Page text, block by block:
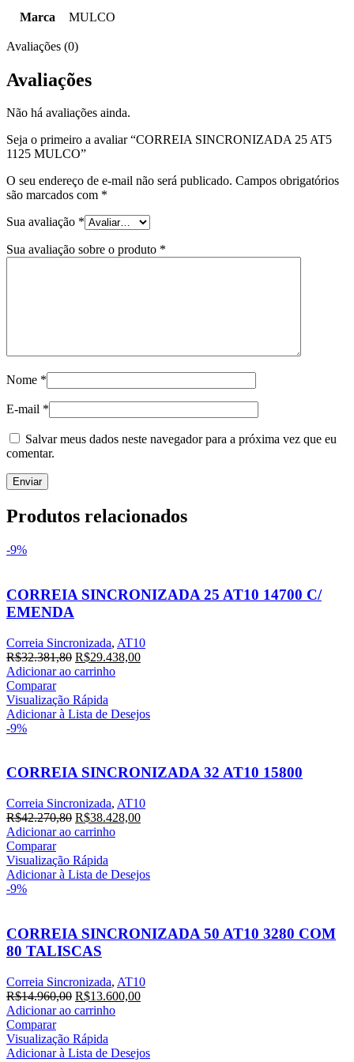
Marca MULCO
Avaliações (0)
Avaliações
Não há avaliações ainda.
Seja o primeiro a avaliar “CORREIA SINCRONIZADA 25 AT5
1125 MULCO”
O seu endereço de e-mail não será publicado. Campos obrigatórios
são marcados com *
Sua avaliação *
Sua avaliação sobre o produto *
Nome *
E-mail *
Salvar meus dados neste navegador para a próxima vez que eu
comentar.
Produtos relacionados
-9%
CORREIA SINCRONIZADA 25 AT10 14700 C/
EMENDA
Correia Sincronizada, AT10
R$32.381,80 R$29.438,00
Adicionar ao carrinho
Comparar
Visualização Rápida
Adicionar à Lista de Desejos
-9%
CORREIA SINCRONIZADA 32 AT10 15800
Correia Sincronizada, AT10
R$42.270,80 R$38.428,00
Adicionar ao carrinho
Comparar
Visualização Rápida
Adicionar à Lista de Desejos
-9%
CORREIA SINCRONIZADA 50 AT10 3280 COM
80 TALISCAS
Correia Sincronizada, AT10
R$14.960,00 R$13.600,00
Adicionar ao carrinho
Comparar
Visualização Rápida
Adicionar à Lista de Desejos